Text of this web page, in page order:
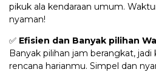
pikuk ala kendaraan umum.
nyaman!
✅ Efisien dan Banyak pilihan
Banyak pilihan jam berangkat, jadi
rencana harianmu. Simpel dan